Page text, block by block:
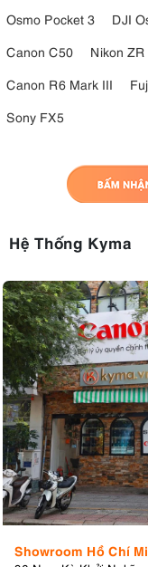
Osmo Pocket 3
DJI
Canon C50
Nikon ZR
Canon R6 Mark III
Sony FX5
Hệ Thống Kyma
Showroom Hồ Chí